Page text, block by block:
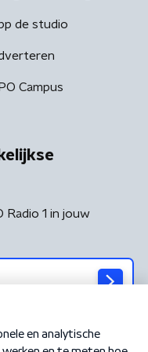
de studio
Campus
Radio 1 in jouw